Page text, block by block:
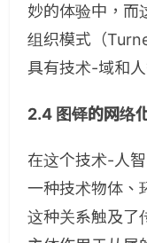
妙的体验中，而
组织模式（
具有技术-域和
2.4 图铎的网络
在这个技术-人
一种技术物体、
这种关系触及了